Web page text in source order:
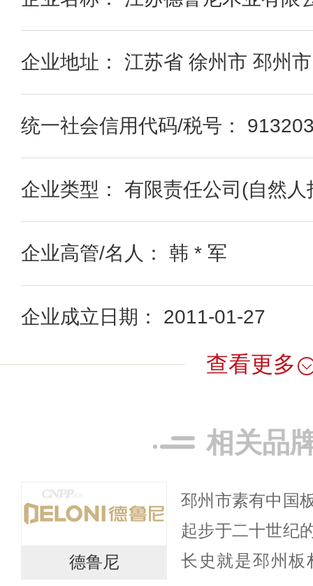
企业地址： 江苏省 徐州市 邳州
统一社会信用代码/税号：
企业类型： 有限责任公司(自然人
企业高管/名人： 韩 * 军
企业成立日期： 2011-01-27
查看更多
相关品
德鲁尼
邳州市素有中国
起步于二十世纪
长史就是邳州板